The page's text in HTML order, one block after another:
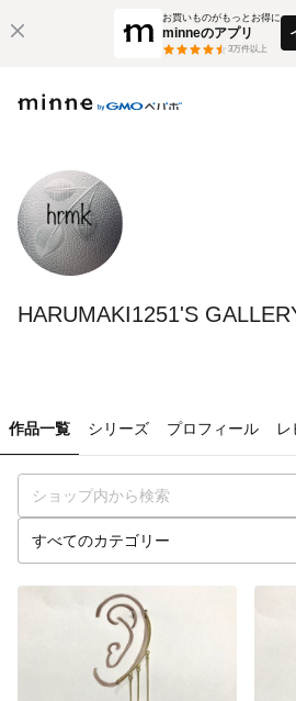
お買いものがもっとお得に
minneのアプリ
3万件以上
HARUMAKI1251'S
作品一覧 シリーズ プロフィール レ